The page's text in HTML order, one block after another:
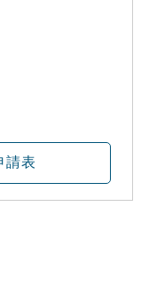
請表